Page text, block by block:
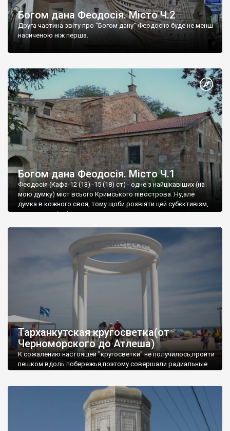
Богом дана Феодосія. Місто Ч.2
Друга частина звіту про "Богом дану" Феодосію буде не менш
насиченою ніж перша.
Богом дана Феодосія. Місто Ч.1
Феодосія (Кафа-12 (13) -15 (18) ст) - одне з найцікавіших (на
мою думку) міст всього Кримського півострова .Ну,але
думка в кожного своя, тому щоби розвіяти цей субєктивізм,
запрошую відвідати це
Тарханкутская кругосветка(от
Черноморского до Атлеша)
К сожалению настоящей "кругосветки" не получилось,пройти
пешком вдоль побережья,поэтому совершали радиальные